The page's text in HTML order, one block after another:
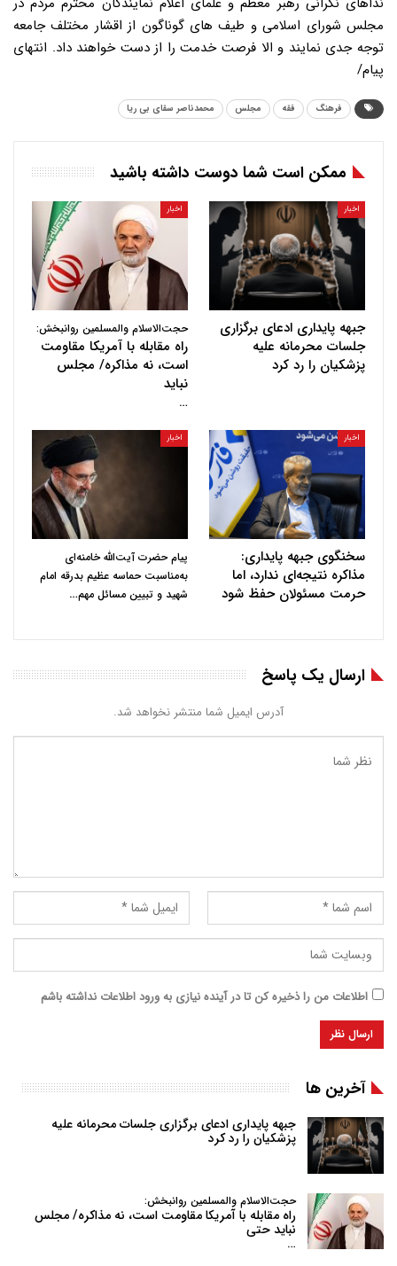
مجلس شورای اسلامی و طیف های گوناگون از اقشار مختلف جامعه
توجه جدی نمایند و الا فرصت خدمت را از دست خواهند داد. انتهای
پیام/
فرهنگ فقه مجلس محمدناصر سقای بی ریا
ممکن است شما دوست داشته باشید
اخبار
جبهه پایداری ادعای برگزاری
جلسات محرمانه علیه
پزشکیان را رد کرد
اخبار
حجت‌الاسلام والمسلمین روانبخش:
راه مقابله با آمریکا مقاومت
است، نه مذاکره/ مجلس
نباید
…
اخبار
سخنگوی جبهه پایداری:
مذاکره نتیجه‌ای ندارد، اما
حرمت مسئولان حفظ شود
اخبار
پیام حضرت آیت‌الله خامنه‌ای
به‌مناسبت حماسه عظیم بدرقه امام
شهید و تبیین مسائل مهم…
ارسال یک پاسخ
آدرس ایمیل شما منتشر نخواهد شد.
اطلاعات من را ذخیره کن تا در آینده نیازی به ورود اطلاعات نداشته باشم
آخرین ها
جبهه پایداری ادعای برگزاری جلسات محرمانه علیه
پزشکیان را رد کرد
حجت‌الاسلام والمسلمین روانبخش:
راه مقابله با آمریکا مقاومت است، نه مذاکره/ مجلس
نباید حتی
…